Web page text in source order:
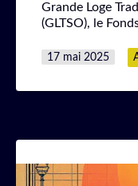
Grande Loge
(GLTSO), le
Publié
17 mai 2025